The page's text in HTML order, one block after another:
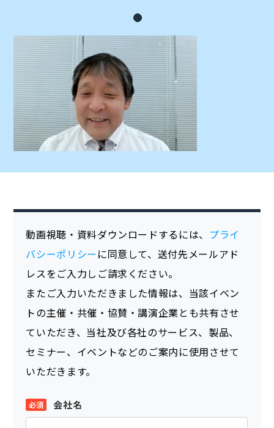
動画視聴・資料ダウンロードするには、 プライ
バシーポリシー に同意して、送付先メールアド
レスをご入力しご請求ください。
またご入力いただきました情報は、当該イベン
トの主催・共催・協賛・講演企業とも共有させ
ていただき、当社及び各社のサービス、製品、
セミナー、イベントなどのご案内に使用させて
いただきます。
会社名